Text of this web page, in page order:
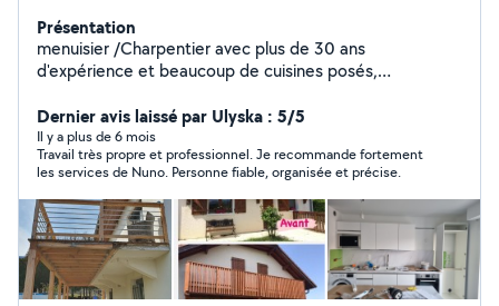
Présentation
menuisier /Charpentier avec plus de 30 ans
d'expérience et beaucoup de cuisines posés,
Dernier avis laissé par Ulyska : 5/5
Il y a plus de 6 mois
Travail très propre et professionnel. Je recommande fortement
les services de Nuno. Personne fiable, organisée et précise.